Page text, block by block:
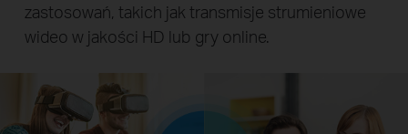
zastosowań, takich jak transmisje strumieniowe
wideo w jakości HD lub gry online.